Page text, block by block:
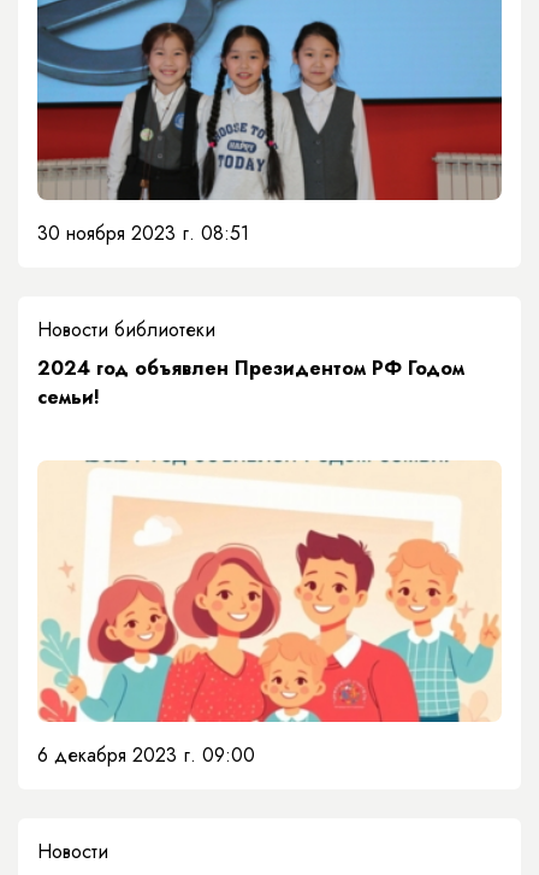
30 ноября 2023 г. 08:51
Новости библиотеки
​2024 год объявлен Президентом РФ Годом
семьи!
6 декабря 2023 г. 09:00
Новости